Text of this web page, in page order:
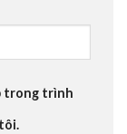
trong trình